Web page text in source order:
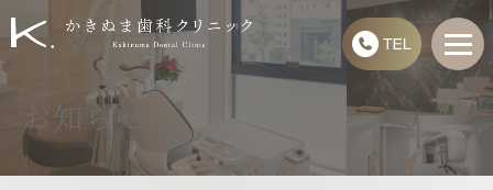
お知らせ